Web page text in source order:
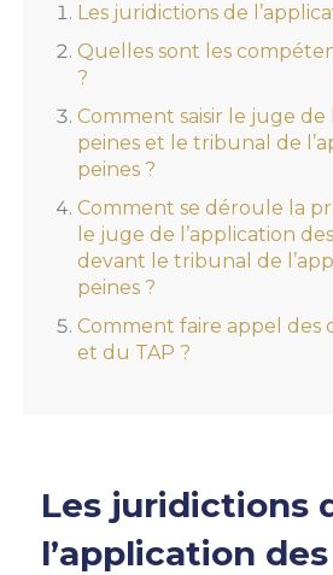
Les juridictions de
Quelles sont les
?
Comment saisir le juge de
peines et le tribunal de
peines ?
Comment se déroule la
le juge de l’application
devant le tribunal de
peines ?
Comment faire appel des
et du TAP ?
Les juridictions
l’application